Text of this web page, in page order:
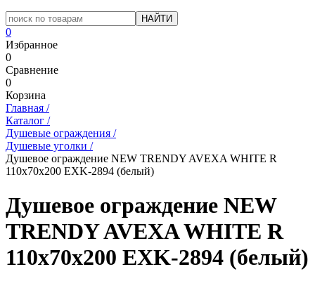
0
Избранное
0
Сравнение
0
Корзина
Главная /
Каталог /
Душевые ограждения /
Душевые уголки /
Душевое ограждение NEW TRENDY AVEXA WHITE R
110x70x200 EXK-2894 (белый)
Душевое ограждение NEW
TRENDY AVEXA WHITE R
110x70x200 EXK-2894 (белый)